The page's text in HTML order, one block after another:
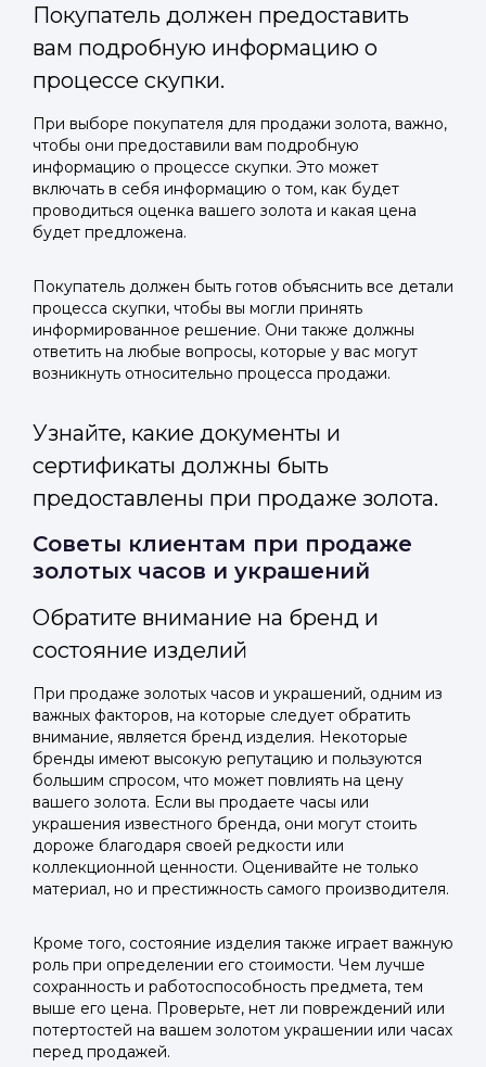
Покупатель должен предоставить
вам подробную информацию о
процессе скупки.
При выборе покупателя для продажи золота, важно,
чтобы они предоставили вам подробную
информацию о процессе скупки. Это может
включать в себя информацию о том, как будет
проводиться оценка вашего золота и какая цена
будет предложена.
Покупатель должен быть готов объяснить все детали
процесса скупки, чтобы вы могли принять
информированное решение. Они также должны
ответить на любые вопросы, которые у вас могут
возникнуть относительно процесса продажи.
Узнайте, какие документы и
сертификаты должны быть
предоставлены при продаже золота.
Советы клиентам при продаже
золотых часов и украшений
Обратите внимание на бренд и
состояние изделий
При продаже золотых часов и украшений, одним из
важных факторов, на которые следует обратить
внимание, является бренд изделия. Некоторые
бренды имеют высокую репутацию и пользуются
большим спросом, что может повлиять на цену
вашего золота. Если вы продаете часы или
украшения известного бренда, они могут стоить
дороже благодаря своей редкости или
коллекционной ценности. Оценивайте не только
материал, но и престижность самого производителя.
Кроме того, состояние изделия также играет важную
роль при определении его стоимости. Чем лучше
сохранность и работоспособность предмета, тем
выше его цена. Проверьте, нет ли повреждений или
потертостей на вашем золотом украшении или часах
перед продажей.